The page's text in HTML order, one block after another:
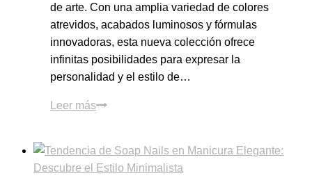
de arte. Con una amplia variedad de colores
atrevidos, acabados luminosos y fórmulas
innovadoras, esta nueva colección ofrece
infinitas posibilidades para expresar la
personalidad y el estilo de…
Leer más